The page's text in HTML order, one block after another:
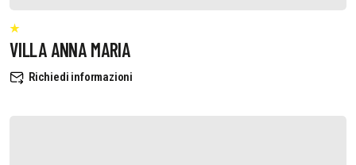
VILLA ANNA MARIA
Richiedi informazioni